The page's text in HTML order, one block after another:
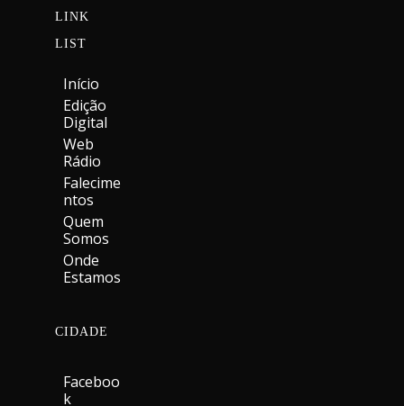
LINK
LIST
Início
Edição
Digital
Web
Rádio
Falecime
Ntos
Quem
Somos
Onde
Estamos
CIDADE
Faceboo
K